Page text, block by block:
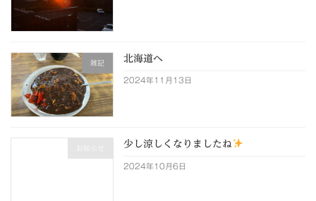
雑記 北海道へ
2024年11月13日
少し涼しくなりましたね
2024年10月6日